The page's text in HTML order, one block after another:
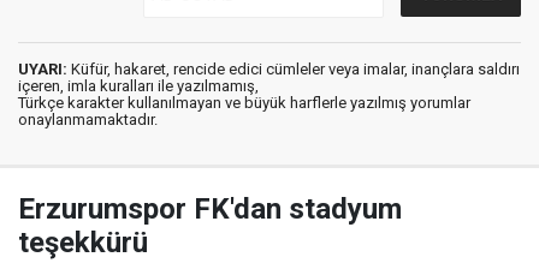
UYARI: Küfür, hakaret, rencide edici cümleler veya imalar, inançlara saldırı
içeren, imla kuralları ile yazılmamış,
Türkçe karakter kullanılmayan ve büyük harflerle yazılmış yorumlar
onaylanmamaktadır.
Erzurumspor FK'dan stadyum
teşekkürü